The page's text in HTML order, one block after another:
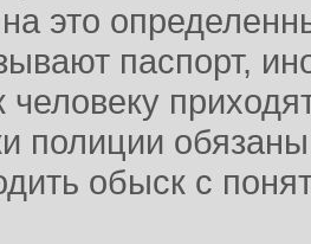
это
паспорт,
человеку
полиции
обыск с